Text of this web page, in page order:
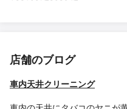
店舗のブログ
車内天井クリーニング